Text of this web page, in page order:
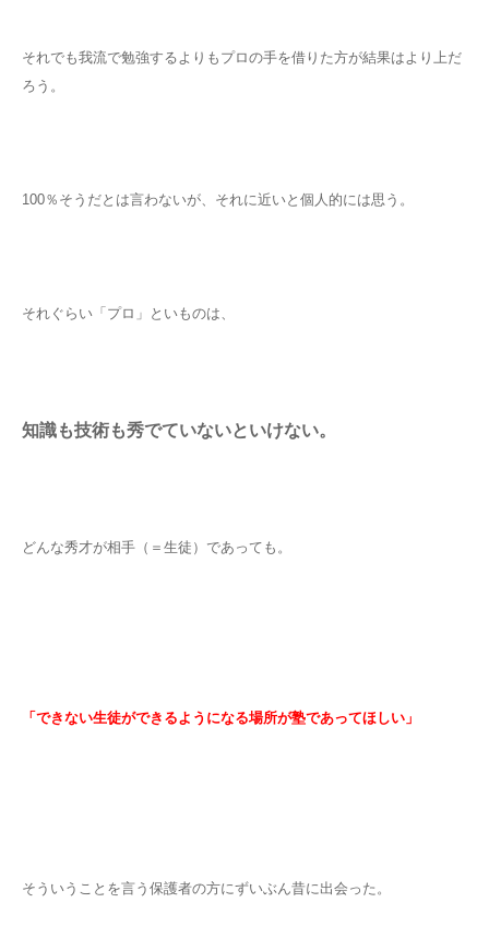
それでも我流で勉強するよりもプロの手を借りた方が結果はより上だ
ろう。
100％そうだとは言わないが、それに近いと個人的には思う。
それぐらい「プロ」といものは、
知識も技術も秀でていないといけない。
どんな秀才が相手（＝生徒）であっても。
「できない生徒ができるようになる場所が塾であってほしい」
そういうことを言う保護者の方にずいぶん昔に出会った。